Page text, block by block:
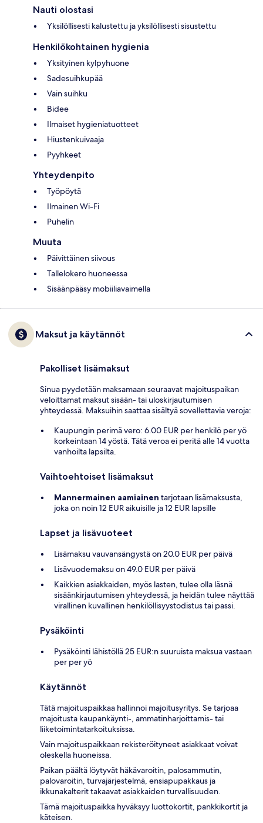
Nauti olostasi
Yksilöllisesti kalustettu ja yksilöllisesti sisustettu
Henkilökohtainen hygienia
Yksityinen kylpyhuone
Sadesuihkupää
Vain suihku
Bidee
Ilmaiset hygieniatuotteet
Hiustenkuivaaja
Pyyhkeet
Yhteydenpito
Työpöytä
Ilmainen Wi-Fi
Puhelin
Muuta
Päivittäinen siivous
Tallelokero huoneessa
Sisäänpääsy mobiiliavaimella
Maksut ja käytännöt
Pakolliset lisämaksut
Sinua pyydetään maksamaan seuraavat majoituspaikan
veloittamat maksut sisään- tai uloskirjautumisen
yhteydessä. Maksuihin saattaa sisältyä sovellettavia veroja:
Kaupungin perimä vero: 6.00 EUR per henkilö per yö
korkeintaan 14 yöstä. Tätä veroa ei peritä alle 14 vuotta
vanhoilta lapsilta.
Vaihtoehtoiset lisämaksut
Mannermainen aamiainen tarjotaan lisämaksusta,
joka on noin 12 EUR aikuisille ja 12 EUR lapsille
Lapset ja lisävuoteet
Lisämaksu vauvansängystä on 20.0 EUR per päivä
Lisävuodemaksu on 49.0 EUR per päivä
Kaikkien asiakkaiden, myös lasten, tulee olla läsnä
sisäänkirjautumisen yhteydessä, ja heidän tulee näyttää
virallinen kuvallinen henkilöllisyystodistus tai passi.
Pysäköinti
Pysäköinti lähistöllä 25 EUR:n suuruista maksua vastaan
per per yö
Käytännöt
Tätä majoituspaikkaa hallinnoi majoitusyritys. Se tarjoaa
majoitusta kaupankäynti-, ammatinharjoittamis- tai
liiketoimintatarkoituksissa.
Vain majoituspaikkaan rekisteröityneet asiakkaat voivat
oleskella huoneissa.
Paikan päältä löytyvät häkävaroitin, palosammutin,
palovaroitin, turvajärjestelmä, ensiapupakkaus ja
ikkunakalterit takaavat asiakkaiden turvallisuuden.
Tämä majoituspaikka hyväksyy luottokortit, pankkikortit ja
käteisen.